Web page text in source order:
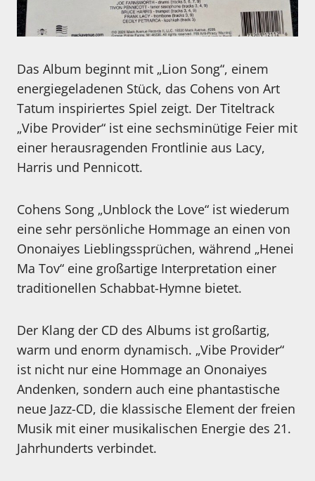
Das Album beginnt mit „Lion Song“, einem
energiegeladenen Stück, das Cohens von Art
Tatum inspiriertes Spiel zeigt. Der Titeltrack
„Vibe Provider“ ist eine sechsminütige Feier mit
einer herausragenden Frontlinie aus Lacy,
Harris und Pennicott.
Cohens Song „Unblock the Love“ ist wiederum
eine sehr persönliche Hommage an einen von
Ononaiyes Lieblingssprüchen, während „Henei
Ma Tov“ eine großartige Interpretation einer
traditionellen Schabbat-Hymne bietet.
Der Klang der CD des Albums ist großartig,
warm und enorm dynamisch. „Vibe Provider“
ist nicht nur eine Hommage an Ononaiyes
Andenken, sondern auch eine phantastische
neue Jazz-CD, die klassische Element der freien
Musik mit einer musikalischen Energie des 21.
Jahrhunderts verbindet.